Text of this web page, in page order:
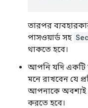
তারপর
পাসওয়ার্ড সহ
থাকতে হবে।
আপনি যদি একটি
মনে রাখবেন যে
আপনাকে অবশ্যই
করতে হবে।